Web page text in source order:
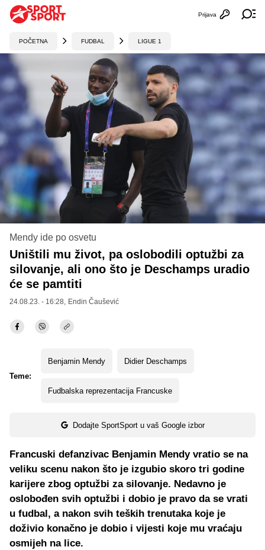
Otvori
Prijava
POČETNA FUDBAL LIGUE 1
Mendy ide po osvetu
Uništili mu život, pa oslobodili optužbi za
silovanje, ali ono što je Deschamps uradio
će se pamtiti
24.08.23. - 16:28, Endin Čaušević
Teme:
Benjamin Mendy Didier Deschamps
Fudbalska reprezentacija Francuske
Dodajte SportSport u vaš Google izbor
Francuski defanzivac Benjamin Mendy vratio se na
veliku scenu nakon što je izgubio skoro tri godine
karijere zbog optužbi za silovanje. Nedavno je
oslobođen svih optužbi i dobio je pravo da se vrati
u fudbal, a nakon svih teških trenutaka koje je
doživio konačno je dobio i vijesti koje mu vraćaju
osmijeh na lice.